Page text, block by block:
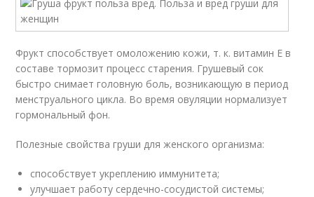
Фрукт способствует омоложению кожи, т. к. витамин Е в
составе тормозит процесс старения. Грушевый сок
быстро снимает головную боль, возникающую в период
менструального цикла. Во время овуляции нормализует
гормональный фон.
Полезные свойства груши для женского организма:
способствует укреплению иммунитета;
улучшает работу сердечно-сосудистой системы;